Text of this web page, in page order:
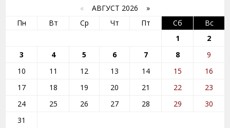
« АВГУСТ 2026 »
Пн
Вт Ср Чт Пт Сб
Вс
1
2
3
4 5 6 7 8
9
10
11 12 13 14 15
16
17
18 19 20 21 22
23
24
25 26 27 28 29
30
31